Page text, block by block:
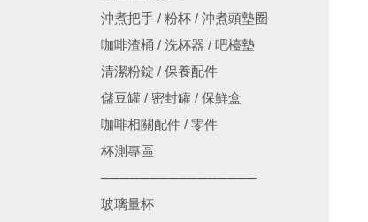
沖煮把手 / 粉杯 / 沖煮頭墊圈
咖啡渣桶 / 洗杯器 / 吧檯墊
清潔粉錠 / 保養配件
儲豆罐 / 密封罐 / 保鮮盒
咖啡相關配件 / 零件
杯測專區
────────────────
玻璃量杯